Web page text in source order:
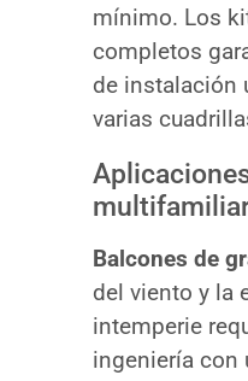
mínimo. Los
completos
de instalación
varias
Balcones de
del viento y la
intemperie
ingeniería con